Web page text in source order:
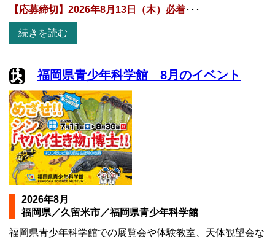
【応募締切】2026年8月13日（木）必着･･･
続きを読む
福岡県青少年科学館 8月のイベント
2026年8月
福岡県／久留米市／福岡県青少年科学館
福岡県青少年科学館での展覧会や体験教室、天体観望会な